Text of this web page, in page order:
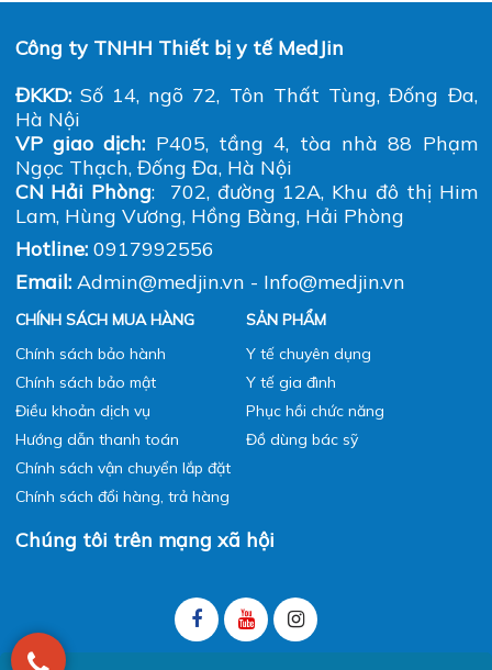
Chính sách vận chuyển lắp đặt
Chúng tôi trên mạng xã hội
Copyright 2020 MedJin. All right reserved